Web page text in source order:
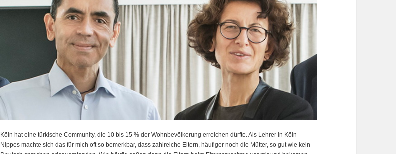
Köln hat eine türkische Community, die 10 bis 15 % der Wohnbevölkerung erreichen dürfte. Als Lehrer in Köln-
Nippes machte sich das für mich oft so bemerkbar, dass zahlreiche Eltern, häufiger noch die Mütter, so gut wie kein